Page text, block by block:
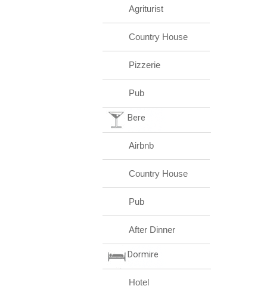
Agriturist
Country House
Pizzerie
Pub
Bere
Airbnb
Country House
Pub
After Dinner
Dormire
Hotel